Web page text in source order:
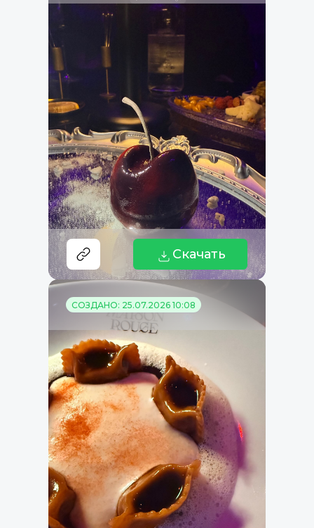
Скачать
СОЗДАНО: 25.07.2026 10:08